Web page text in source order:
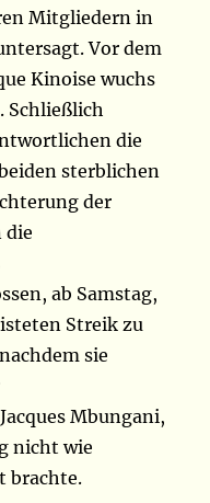
Mitgliedern in
Vor dem
Kinoise wuchs
Schließlich
die
sterblichen
der
die
ab Samstag,
Streik zu
sie
Mbungani,
nicht wie
brachte.